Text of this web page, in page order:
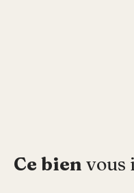
Ce bien vous